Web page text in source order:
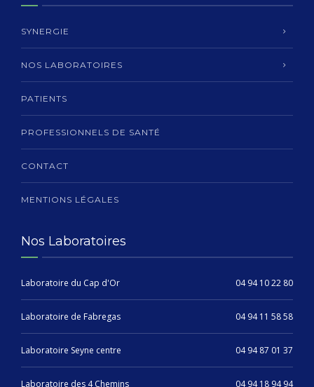
SYNERGIE
NOS LABORATOIRES
PATIENTS
PROFESSIONNELS DE SANTÉ
CONTACT
MENTIONS LÉGALES
Nos Laboratoires
Laboratoire du Cap d'Or 04 94 10 22 80
Laboratoire de Fabregas 04 94 11 58 58
Laboratoire Seyne centre 04 94 87 01 37
Laboratoire des 4 Chemins 04 94 18 94 94